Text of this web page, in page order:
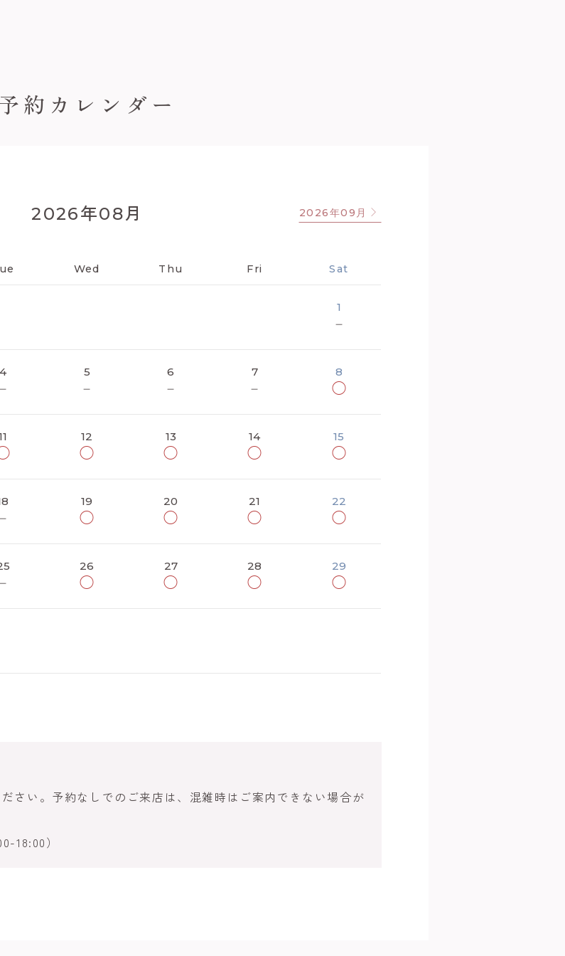
約カレンダー
2026年08月 2026年09月
Wed Thu Fri Sat
1
－
4
－
5
－
6
－
7
－
8
◯
12
◯
13
◯
14
◯
15
◯
－
19
◯
20
◯
21
◯
22
◯
－
26
◯
27
◯
28
◯
29
◯
さい。予約なしでのご来店は、混雑時はご案内できない場合が
18:00）